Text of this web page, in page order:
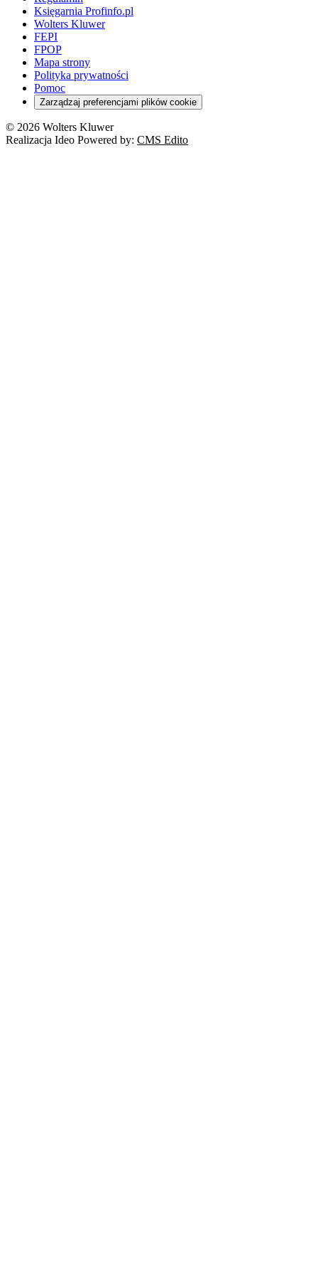
KSeF
Nowe uprawnienia PIP
Orzeczenia
Energetyka
ESG
Kredyty
Cło
Deregulacja
Cyberbezpieczeństwo
Franczyza
Prawo autorskie
Domowe finanse
Emerytury i renty
Pacjent
Szkoła i uczeń
Turystyka
Orzeczenia
RODO
Księgarnia Profinfo.pl
Wolters Kluwer
FEPI
FPOP
Mapa strony
Polityka prywatności
Pomoc
Zarządzaj preferencjami plików cookie
© 2026 Wolters Kluwer
Realizacja Ideo Powered by: CMS Edito